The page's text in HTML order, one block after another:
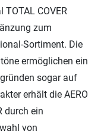
TOTAL COVER
zum
Sortiment. Die
ermöglichen ein
sogar auf
erhält die AERO
durch ein
von